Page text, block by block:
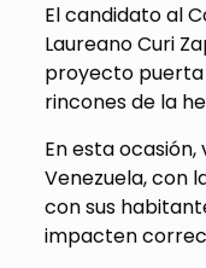
El candidato al
Laureano Curi
proyecto
rincones de la
En esta
Venezuela, con
con sus
impacten